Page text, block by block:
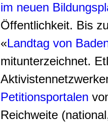
im neuen
Öffentlichkeit. Bis
«Landtag von
mitunterzeichnet.
Petitionsportalen
Reichweite